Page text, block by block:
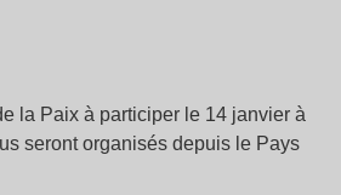
la Paix à participer le 14 janvier à
seront organisés depuis le Pays